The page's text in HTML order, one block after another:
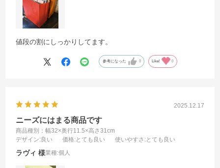
値段の割にしっかりしてます。
参考になった 0 Like! 0
2025.12.17
ニーズにはまる商品です
商品種別：幅32×奥行11.5×高さ31cm
デザイン:良い 価格:とても良い 使いやすさ :とても良い
ラヴィ 業種:個人